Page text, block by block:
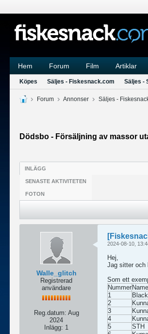
Hem Forum Film Artiklar
Köpes Säljes - Fiskesnack.com Säljes -
Forum Annonser Säljes -
Dödsbo - Försäljning av massor
INLÄGG
SENASTE AKTIVITETEN
FOTON
Walle_glitch
Registrerad
användare
Reg.datum: Aug
2024
Inlägg: 1
2024-08-10,
Hej,
Jag sitter och
Som ett
Nummer
1
2
3
4
5
STH